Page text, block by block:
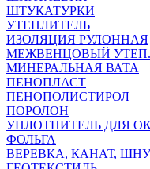
ШТУКАТУРКИ
УТЕПЛИТЕЛЬ
ИЗОЛЯЦИЯ РУЛОННАЯ
МЕЖВЕНЦОВЫЙ
МИНЕРАЛЬНАЯ ВАТА
ПЕНОПЛАСТ
ПЕНОПОЛИСТИРОЛ
ПОРОЛОН
УПЛОТНИТЕЛЬ ДЛЯ
ФОЛЬГА
ВЕРЕВКА, КАНАТ,